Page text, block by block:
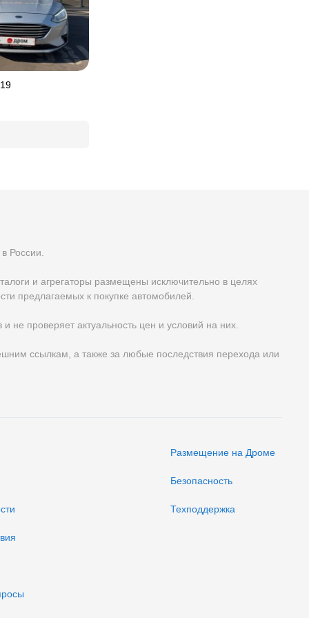
России.
и агрегаторы размещены исключительно в целях
предлагаемых к покупке автомобилей.
не проверяет актуальность цен и условий на них.
ссылкам, а также за любые последствия перехода или
Размещение на Дроме
Безопасность
Техподдержка